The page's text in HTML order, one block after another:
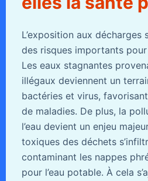
L’exposition aux décharges
des risques importants
Les eaux stagnantes
illégaux deviennent un
bactéries et virus,
de maladies. De plus, la
l’eau devient un enjeu
toxiques des déchets
contaminant les nappes
pour l’eau potable. À cela